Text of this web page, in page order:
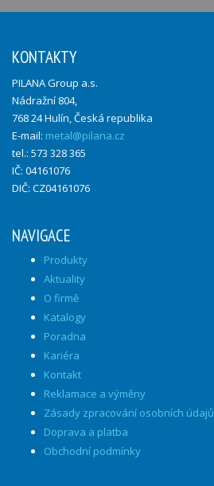
KONTAKTY
PILANA Group a.s.
Nádražní 804,
768 24 Hulín, Česká republika
E-mail: metal@pilana.cz
tel.: 573 328 365
IČ: 04161076
DIČ: CZ04161076
NAVIGACE
Produkty
Aktuality
O firmě
Katalogy
Poradna
Kariéra
Kontakt
Reklamace a výměny
Zásady zpracování osobních údajů
Doprava a platba
Obchodní podmínky